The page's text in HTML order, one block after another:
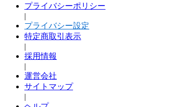
プライバシーポリシー
|
プライバシー設定
特定商取引表示
|
採用情報
|
運営会社
サイトマップ
|